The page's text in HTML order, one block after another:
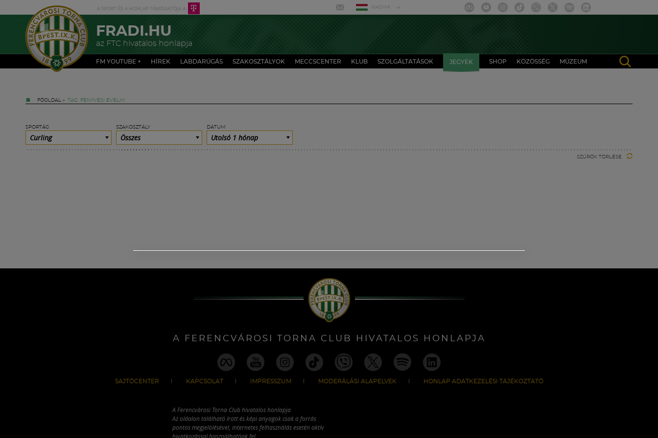
MAGYAR
FRADI.HU
az FTC hivatalos honlapja
FM YOUTUBE + HÍREK LABDARÚGÁS SZAKOSZTÁLYOK MECCSCENTER KLUB SZOLGÁLTATÁSOK JEGYEK SHOP KÖZÖSSÉG MÚZEUM
FŐOLDAL » TAG: FENYVESI EVELIN
SPORTÁG
Curling
SZAKOSZTÁLY
Összes
DÁTUM
Utolsó 1 hónap
SZŰRŐK TÖRLÉSE
A FERENCVÁROSI TORNA CLUB HIVATALOS HONLAPJA
SAJTÓCENTER KAPCSOLAT IMPRESSZUM MODERÁLÁSI ALAPELVEK HONLAP ADATKEZELÉSI TÁJÉKOZTATÓ
A Ferencvárosi Torna Club hivatalos honlapja
Az oldalon található írott és képi anyagok csak a forrás
pontos megjelölésével, internetes felhasználás esetén aktív
hivatkozással használhatóak fel.